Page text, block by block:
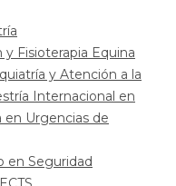
Fisioterapia Equina
y Atención a la
Internacional en
en Urgencias de
en Seguridad